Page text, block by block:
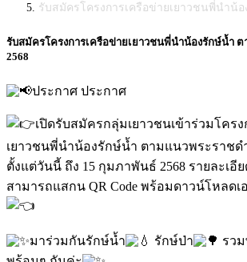
รับสมัครโครงการเครือข่ายเยาวชนพี่นำน้อ
รับสมัครโครงการเครือข่ายเยาวชนพี่นำน้องรักษ์น้ำ
2568
ประกาศ ประกาศ
เปิดรับสมัครกลุ่มเยาวชนเข้าร่วมโครง
เยาวชนพี่นำน้องรักษ์น้ำ ตามแนวพระราชด
ตั้งแต่วันนี้ ถึง 15 กุมภาพันธ์ 2568 รายละเอี
สามารถแสกน QR Code พร้อมดาวน์โหลดเ
มาร่วมกันรักษ์น้ำ รักษ์ป่า
รว